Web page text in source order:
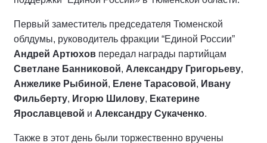
Первый заместитель председателя Тюменской
облдумы, руководитель фракции “Единой России”
Андрей Артюхов передал награды партийцам
Светлане Банниковой, Александру Григорьеву,
Анжелике Рыбиной, Елене Тарасовой, Ивану
Фильберту, Игорю Шилову, Екатерине
Ярославцевой и Александру Сукаченко.
Также в этот день были торжественно вручены